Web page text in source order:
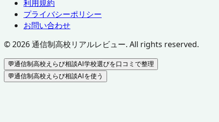
利用規約
プライバシーポリシー
お問い合わせ
©2026通信制高校リアルレビュー. All rights reserved.
💬通信制高校えらび相談AI学校選びを口コミで整理
💬通信制高校えらび相談AIを使う